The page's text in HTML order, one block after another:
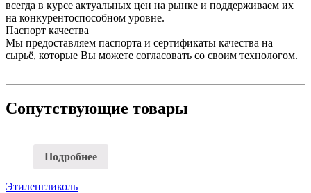
всегда в курсе актуальных цен на рынке и поддерживаем их
на конкурентоспособном уровне.
Паспорт качества
Мы предоставляем паспорта и сертификаты качества на
сырьё, которые Вы можете согласовать со своим технологом.
Сопутствующие товары
Подробнее
Этиленгликоль